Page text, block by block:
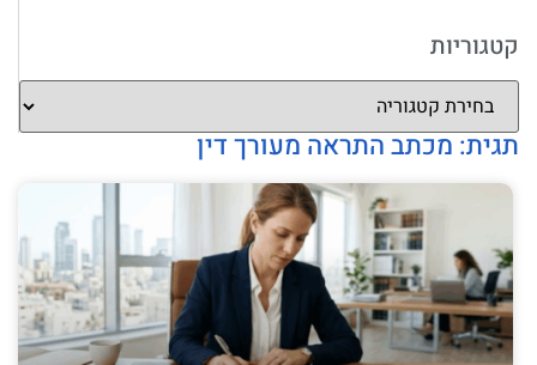
קטגוריות
תגית: מכתב התראה מעורך דין